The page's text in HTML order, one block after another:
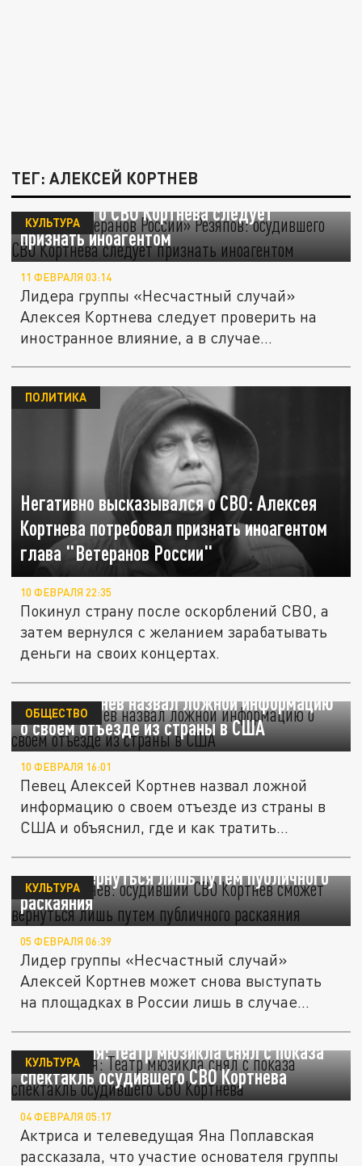
ТЕГ: АЛЕКСЕЙ КОРТНЕВ
Глава «Ветеранов России» Резяпов:
осудившего СВО Кортнева следует
признать иноагентом
КУЛЬТУРА
11 ФЕВРАЛЯ 03:14
Лидера группы «Несчастный случай»
Алексея Кортнева следует проверить на
иностранное влияние, а в случае...
Негативно высказывался о СВО: Алексея
Кортнева потребовал признать иноагентом
глава "Ветеранов России"
ПОЛИТИКА
10 ФЕВРАЛЯ 22:35
Покинул страну после оскорблений СВО, а
затем вернулся с желанием зарабатывать
деньги на своих концертах.
Певец Кортнев назвал ложной информацию
о своем отъезде из страны в США
ОБЩЕСТВО
10 ФЕВРАЛЯ 16:01
Певец Алексей Кортнев назвал ложной
информацию о своем отъезде из страны в
США и объяснил, где и как тратить...
Юрист Русяев: осудивший СВО Кортнев
сможет вернуться лишь путем публичного
раскаяния
КУЛЬТУРА
05 ФЕВРАЛЯ 06:39
Лидер группы «Несчастный случай»
Алексей Кортнев может снова выступать
на площадках в России лишь в случае...
Поплавская: Театр мюзикла снял с показа
спектакль осудившего СВО Кортнева
КУЛЬТУРА
04 ФЕВРАЛЯ 05:17
Актриса и телеведущая Яна Поплавская
рассказала, что участие основателя группы